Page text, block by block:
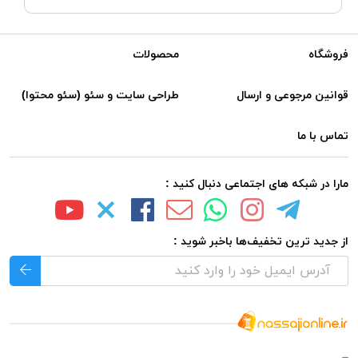
فروشگاه محصولات
قوانین مرجوعی و ارسال طراحی سایت و سئو (سئو محتوا)
تماس با ما
مارا در شبکه های اجتماعی دنبال کنید :
از جدید ترین تخفیف‌ها باخبر شوید :